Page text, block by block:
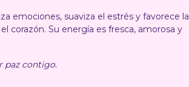
emociones, suaviza el estrés y favorece la
corazón. Su energía es fresca, amorosa y
paz contigo.